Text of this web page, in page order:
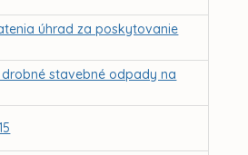
úhrad za poskytovanie
stavebné odpady na